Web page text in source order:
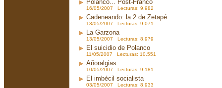
Polanco... Post-Franco
16/05/2007 Lecturas: 9.982
Cadeneando: la 2 de Zetapé
13/05/2007 Lecturas: 9.071
La Garzona
13/05/2007 Lecturas: 8.979
El suicidio de Polanco
11/05/2007 Lecturas: 10.551
Añoralgias
10/05/2007 Lecturas: 9.181
El imbécil socialista
03/05/2007 Lecturas: 8.933